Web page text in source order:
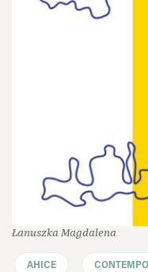
Łanuszka Magdalena
AHICE